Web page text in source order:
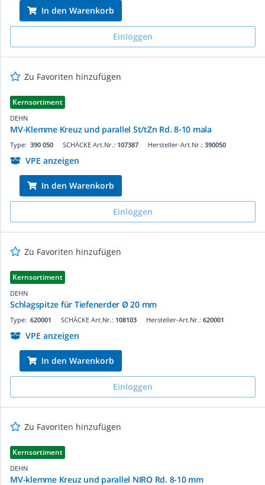
In den Warenkorb
Einloggen
Zu Favoriten hinzufügen
Kernsortiment
DEHN
MV-Klemme Kreuz und parallel St/tZn Rd. 8-10 mala
SCHÄCKE Art.Nr.: 107387
Type: 390 050 Hersteller-Art.Nr.: 390050
VPE anzeigen
In den Warenkorb
Einloggen
Zu Favoriten hinzufügen
Kernsortiment
DEHN
Schlagspitze für Tiefenerder Ø 20 mm
SCHÄCKE Art.Nr.: 108103
Type: 620001 Hersteller-Art.Nr.: 620001
VPE anzeigen
In den Warenkorb
Einloggen
Zu Favoriten hinzufügen
Kernsortiment
DEHN
MV-klemme Kreuz und parallel NIRO Rd. 8-10 mm